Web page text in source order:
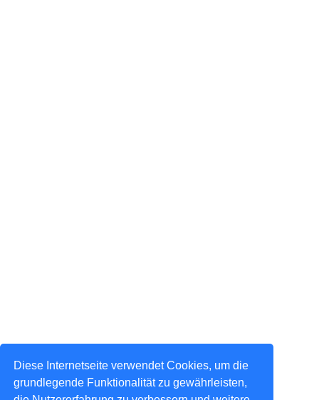
Diese Internetseite verwendet Cookies, um die
grundlegende Funktionalität zu gewährleisten,